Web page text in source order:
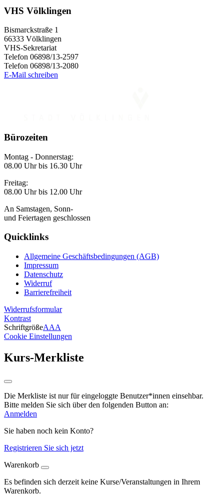
VHS Völklingen
Bismarckstraße 1
66333 Völklingen
VHS-Sekretariat
Telefon 06898/13-2597
Telefon 06898/13-2080
E-Mail schreiben
Bürozeiten
Montag - Donnerstag:
08.00 Uhr bis 16.30 Uhr
Freitag:
08.00 Uhr bis 12.00 Uhr
An Samstagen, Sonn-
und Feiertagen geschlossen
Quicklinks
Allgemeine Geschäftsbedingungen (AGB)
Impressum
Datenschutz
Widerruf
Barrierefreiheit
Widerrufsformular
Kontrast
SchriftgrößeAAA
Cookie Einstellungen
Kurs-Merkliste
Die Merkliste ist nur für eingeloggte Benutzer*innen einsehbar.
Bitte melden Sie sich über den folgenden Button an:
Anmelden
Sie haben noch kein Konto?
Registrieren Sie sich jetzt
Warenkorb
Es befinden sich derzeit keine Kurse/Veranstaltungen in Ihrem
Warenkorb.